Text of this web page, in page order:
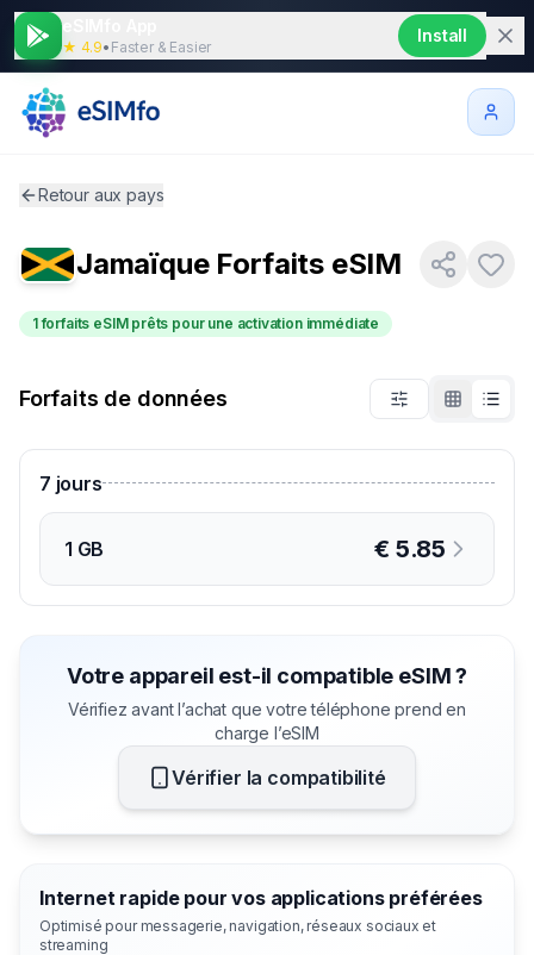
★ 4.9• Faster & Easier
Install
Retour aux pays
Jamaïque Forfaits eSIM
1 forfaits eSIM prêts pour une activation immédiate
Forfaits de données
7 jours
1 GB € 5.85
Votre appareil est-il compatible eSIM ?
Vérifiez avant l’achat que votre téléphone prend en
charge l’eSIM
Vérifier la compatibilité
Internet rapide pour vos applications préférées
Optimisé pour messagerie, navigation, réseaux sociaux et
streaming